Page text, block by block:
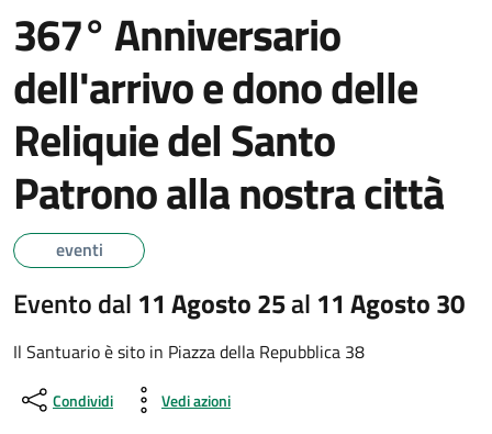
367° Anniversario
dell'arrivo e dono delle
Reliquie del Santo
Patrono alla nostra città
eventi
Evento dal 11 Agosto 25al 11 Agosto 30
Il Santuario è sito in Piazza della Repubblica 38
Condividi Vedi azioni